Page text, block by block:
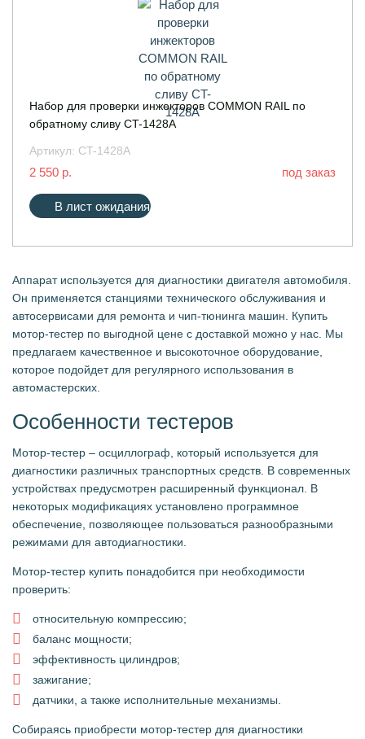
Набор для проверки инжекторов COMMON RAIL по
обратному сливу CT-1428A
Артикул: CT-1428A
2 550 р. под заказ
В лист ожидания
Аппарат используется для диагностики двигателя автомобиля.
Он применяется станциями технического обслуживания и
автосервисами для ремонта и чип-тюнинга машин. Купить
мотор-тестер по выгодной цене с доставкой можно у нас. Мы
предлагаем качественное и высокоточное оборудование,
которое подойдет для регулярного использования в
автомастерских.
Особенности тестеров
Мотор-тестер – осциллограф, который используется для
диагностики различных транспортных средств. В современных
устройствах предусмотрен расширенный функционал. В
некоторых модификациях установлено программное
обеспечение, позволяющее пользоваться разнообразными
режимами для автодиагностики.
Мотор-тестер купить понадобится при необходимости
проверить:
относительную компрессию;
баланс мощности;
эффективность цилиндров;
зажигание;
датчики, а также исполнительные механизмы.
Собираясь приобрести мотор-тестер для диагностики